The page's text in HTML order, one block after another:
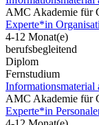
AMC Akademie für
Experte*in
4-12 Monat(e)
berufsbegleitend
Diplom
Fernstudium
Informationsmaterial
AMC Akademie für
Experte*in